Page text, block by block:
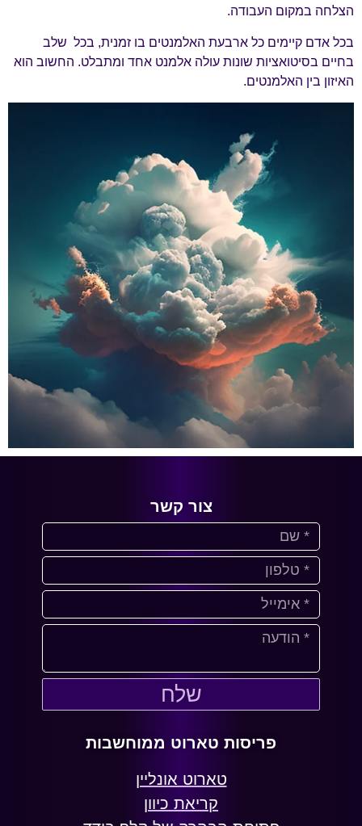
הצלחה במקום העבודה.
בכל אדם קיימים כל ארבעת האלמנטים בו זמנית, בכל שלב
בחיים בסיטואציות שונות עולה אלמנט אחד ומתבלט. החשוב הוא
האיזון בין האלמנטים.
צור קשר
שלח
פריסות טארוט ממוחשבות
טארוט אונליין
קריאת כיוון